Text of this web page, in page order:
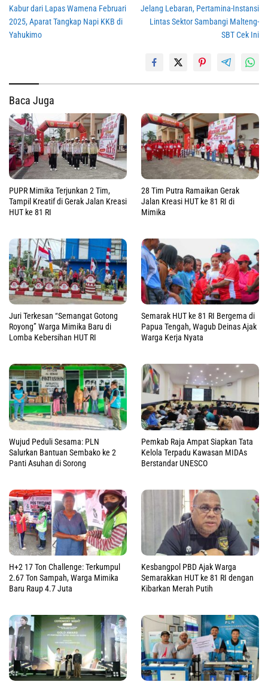
pos
Kabur dari Lapas Wamena Februari
2025, Aparat Tangkap Napi KKB di
Yahukimo
Jelang Lebaran, Pertamina-Instansi
Lintas Sektor Sambangi Malteng-
SBT Cek Ini
Baca Juga
PUPR Mimika Terjunkan 2 Tim,
Tampil Kreatif di Gerak Jalan Kreasi
HUT ke 81 RI
28 Tim Putra Ramaikan Gerak
Jalan Kreasi HUT ke 81 RI di
Mimika
Juri Terkesan “Semangat Gotong
Royong” Warga Mimika Baru di
Lomba Kebersihan HUT RI
Semarak HUT ke 81 RI Bergema di
Papua Tengah, Wagub Deinas Ajak
Warga Kerja Nyata
Wujud Peduli Sesama: PLN
Salurkan Bantuan Sembako ke 2
Panti Asuhan di Sorong
Pemkab Raja Ampat Siapkan Tata
Kelola Terpadu Kawasan MIDAs
Berstandar UNESCO
H+2 17 Ton Challenge: Terkumpul
2.67 Ton Sampah, Warga Mimika
Baru Raup 4.7 Juta
Kesbangpol PBD Ajak Warga
Semarakkan HUT ke 81 RI dengan
Kibarkan Merah Putih